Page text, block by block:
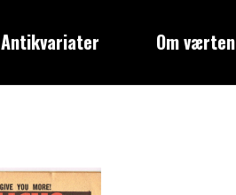
Antikvariater Om værten